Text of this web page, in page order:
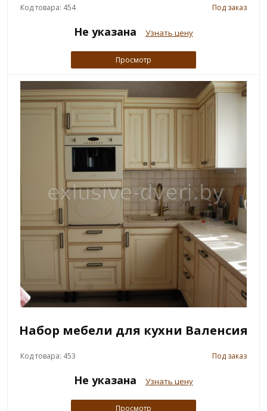
Код товара: 454 Под заказ
Не указана Узнать цену
Просмотр
Набор мебели для кухни Валенсия
Код товара: 453 Под заказ
Не указана Узнать цену
Просмотр